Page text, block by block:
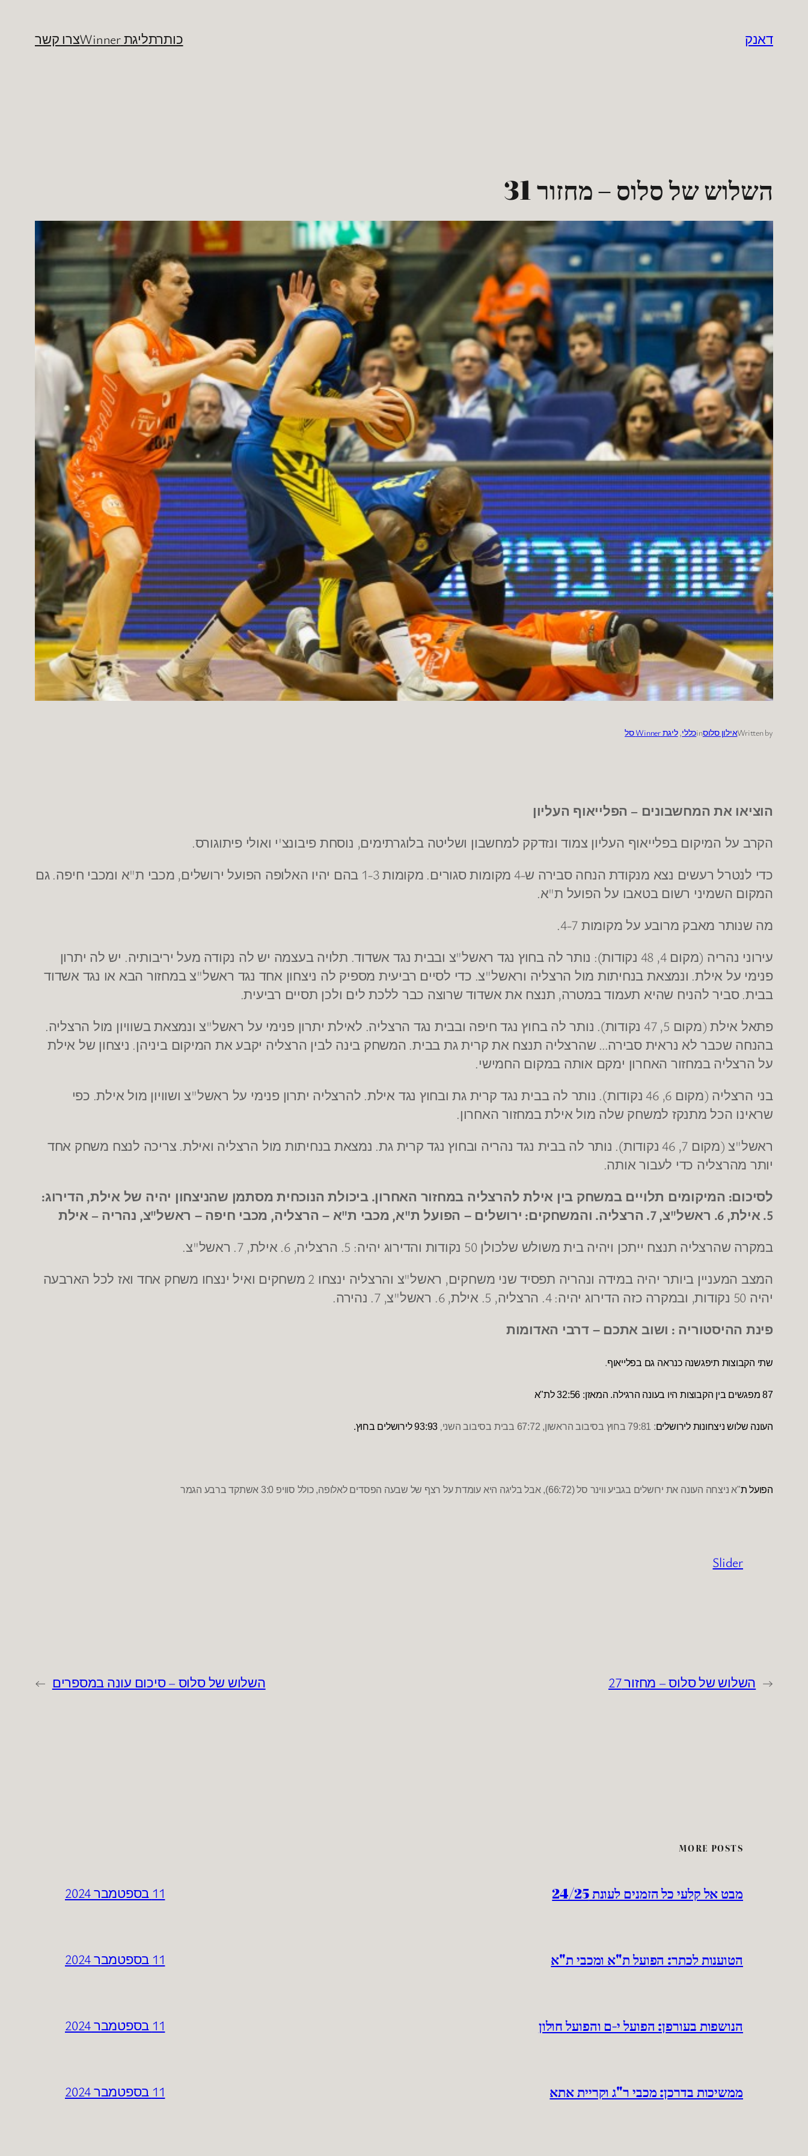
דאנק כותרתליגת Winner צרו קשר
השלוש של סלוס – מחזור 31
Written byאילון סלוסinכללי, ליגת Winner סל
הוציאו את המחשבונים – הפלייאוף העליון
הקרב על המיקום בפלייאוף העליון צמוד ונזדקק למחשבון ושליטה בלוגרתימים, נוסחת פיבונצ'י ואולי פיתוגורס.
כדי לנטרל רעשים נצא מנקודת הנחה סבירה ש-4 מקומות סגורים. מקומות1-3 בהם יהיו האלופה הפועל ירושלים, מכבי ת"א ומכבי חיפה.גם
המקום השמיני רשום בטאבו על הפועל ת"א.
מה שנותר מאבק מרובע על מקומות 4-7.
עירוני נהריה (מקום4, 48 נקודות): נותר לה בחוץ נגד ראשל"צ ובבית נגד אשדוד. תלויה בעצמה יש לה נקודה מעל יריבותיה. יש לה יתרון
פנימי על אילת. ונמצאת בנחיתות מול הרצליה וראשל"צ. כדי לסיים רביעית מספיק לה ניצחון אחד נגד ראשל"צ במחזור הבא או נגד אשדוד
בבית.סביר להניח שהיא תעמוד במטרה, תנצח את אשדוד שרוצה כבר ללכת לים ולכן תסיים רביעית.
פתאל אילת (מקום 5, 47 נקודות). נותר לה בחוץ נגד חיפה ובבית נגד הרצליה. לאילת יתרון פנימי על ראשל"צ ונמצאת בשוויון מול הרצליה.
בהנחה שכבר לא נראית סבירה… שהרצליה תנצח את קרית גת בבית. המשחק בינה לבין הרצליה יקבע את המיקום ביניהן. ניצחון של אילת
על הרצליה במחזור האחרון ימקם אותה במקום החמישי.
בני הרצליה (מקום 6, 46 נקודות). נותר לה בבית נגד קרית גת ובחוץ נגד אילת. להרצליה יתרון פנימי על ראשל"צ ושוויון מול אילת. כפי
שראינו הכל מתנקז למשחק שלה מול אילת במחזור האחרון.
ראשל"צ (מקום 7, 46 נקודות). נותר לה בבית נגד נהריה ובחוץ נגד קרית גת. נמצאת בנחיתות מול הרצליה ואילת. צריכה לנצח משחק אחד
יותר מהרצליה כדי לעבור אותה.
לסיכום: המיקומים תלויים במשחק בין אילת להרצליה במחזור האחרון.ביכולת הנוכחית מסתמן שהניצחון יהיה של אילת, הדירוג:
5. אילת, 6. ראשל"צ, 7. הרצליה. והמשחקים: ירושלים – הפועל ת"א, מכבי ת"א – הרצליה, מכבי חיפה – ראשל"צ, נהריה –אילת
במקרה שהרצליה תנצח ייתכן ויהיה בית משולש שלכולן50 נקודות והדירוג יהיה: 5. הרצליה, 6. אילת, 7. ראשל"צ.
המצב המעניין ביותר יהיה במידה ונהריה תפסיד שני משחקים, ראשל"צ והרצליה ינצחו 2 משחקים ואיל ינצחו משחק אחד ואז לכל הארבעה
יהיה 50 נקודות, ובמקרה כזה הדירוג יהיה: 4. הרצליה, 5. אילת, 6. ראשל"צ, 7. נהירה.
פינת ההיסטוריה : ושוב אתכם – דרבי האדומות
שתי הקבוצות תיפגשנה כנראה גם בפלייאוף.
87 מפגשים בין הקבוצות היו בעונה הרגילה. המאזן: 32:56 לת"א
העונה שלוש ניצחונות לירושלים: 79:81 בחוץ בסיבוב הראשון, 67:72 בבית בסיבוב השני,
93:93 לירושלים בחוץ.
הפועל ת"א ניצחה העונה את ירושלים בגביע ווינר סל(66:72), אבל בליגה היא עומדת על רצף של שבעה הפסדים לאלופה,כולל סוויפ 3:0 אשתקד ברבע הגמר
Slider
← השלוש של סלוס – מחזור 27 השלוש של סלוס – סיכום עונה במספרים →
MORE POSTS
מבט אל קלעי כל הזמנים לעונת 24/25 11 בספטמבר 2024
הטוענות לכתר: הפועל ת"א ומכבי ת"א 11 בספטמבר 2024
הנושפות בעורפן: הפועל י-ם והפועל חולון 11 בספטמבר 2024
ממשיכות בדרכן: מכבי ר"ג וקריית אתא 11 בספטמבר 2024